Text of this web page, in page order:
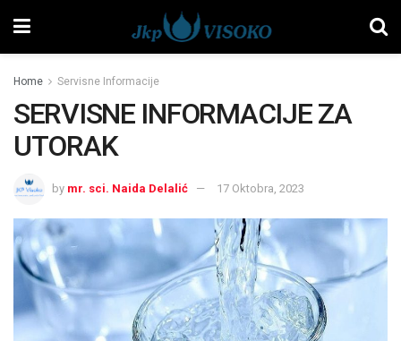
Home Servisne Informacije
SERVISNE INFORMACIJE ZA
UTORAK
by mr. sci. Naida Delalić 17 Oktobra, 2023